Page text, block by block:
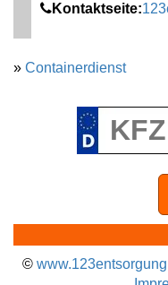
Kontaktseite:
» Containerdienst
©